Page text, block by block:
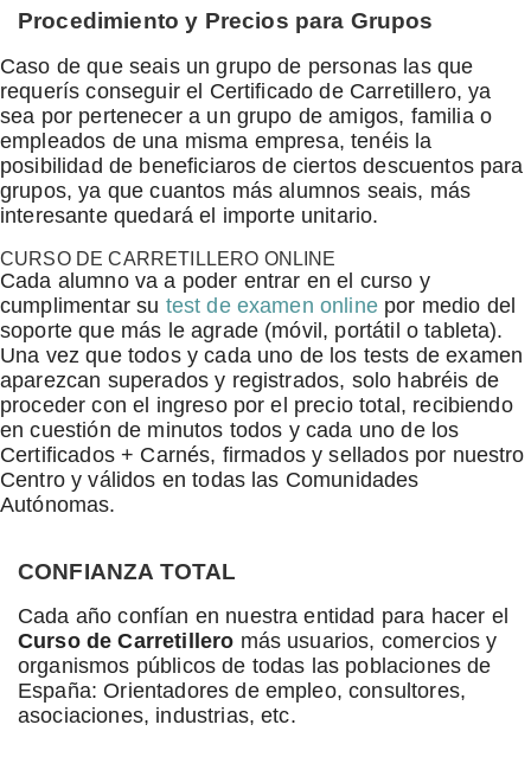
Procedimiento y Precios para Grupos
Caso de que seais un grupo de personas las que
requerís conseguir el Certificado de Carretillero, ya
sea por pertenecer a un grupo de amigos, familia o
empleados de una misma empresa, tenéis la
posibilidad de beneficiaros de ciertos descuentos para
grupos, ya que cuantos más alumnos seais, más
interesante quedará el importe unitario.
CURSO DE CARRETILLERO ONLINE
Cada alumno va a poder entrar en el curso y
cumplimentar su test de examen onlinepor medio del
soporte que más le agrade (móvil, portátil o tableta).
Una vez que todos y cada uno de los tests de examen
aparezcan superados y registrados, solo habréis de
proceder con el ingreso por el precio total, recibiendo
en cuestión de minutos todos y cada uno de los
Certificados + Carnés, firmados y sellados por nuestro
Centro y válidos en todas las Comunidades
Autónomas.
CONFIANZA TOTAL
Cada año confían en nuestra entidad para hacer el
Curso de Carretillero más usuarios, comercios y
organismos públicos de todas las poblaciones de
España: Orientadores de empleo, consultores,
asociaciones, industrias, etc.